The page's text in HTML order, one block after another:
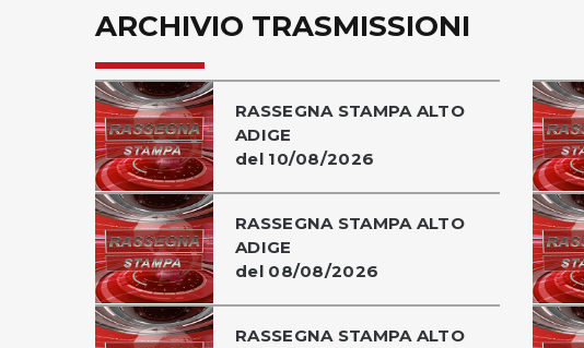
ARCHIVIO TRASMISSIONI
RASSEGNA STAMPA ALTO
ADIGE
del 10/08/2026
RASSEGNA STAMPA ALTO
ADIGE
del 08/08/2026
RASSEGNA STAMPA ALTO